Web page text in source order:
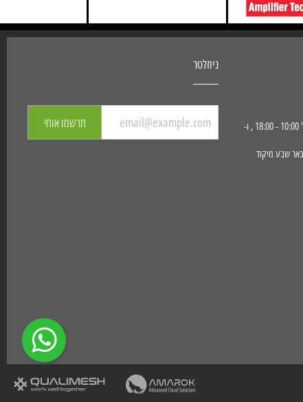
שעות פעילות החנות: א' - ה' 10:00 - 18:00 , ו-
כתובת הגעה : הפועלים 23 באר שבע מיקוד
ניוזלטר
תרשמו אותי